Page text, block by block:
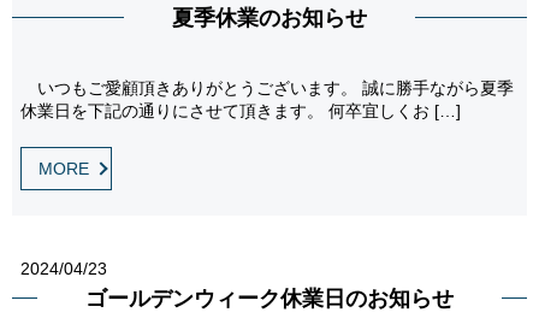
夏季休業のお知らせ
いつもご愛顧頂きありがとうございます。 誠に勝手ながら夏季
休業日を下記の通りにさせて頂きます。 何卒宜しくお […]
MORE
2024/04/23
ゴールデンウィーク休業日のお知らせ